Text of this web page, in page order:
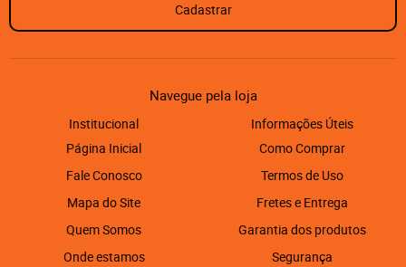
Cadastrar
Navegue pela loja
Institucional
Página Inicial
Fale Conosco
Mapa do Site
Quem Somos
Onde estamos
Informações Úteis
Como Comprar
Termos de Uso
Fretes e Entrega
Garantia dos produtos
Segurança